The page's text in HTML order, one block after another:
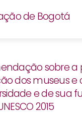
de Bogotá
sobre
dos museus e
e de sua
2015